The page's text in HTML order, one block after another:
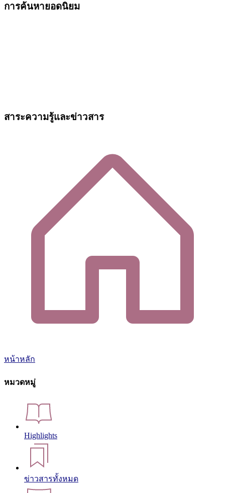
การค้นหายอดนิยม
สาระความรู้และข่าวสาร
หน้าหลัก
หมวดหมู่
Highlights
ข่าวสารทั้งหมด